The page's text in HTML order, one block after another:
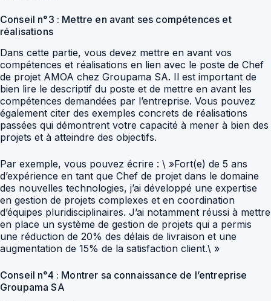
Conseil n°3 : Mettre en avant ses compétences et
réalisations
Dans cette partie, vous devez mettre en avant vos
compétences et réalisations en lien avec le poste de Chef
de projet AMOA chez Groupama SA. Il est important de
bien lire le descriptif du poste et de mettre en avant les
compétences demandées par l’entreprise. Vous pouvez
également citer des exemples concrets de réalisations
passées qui démontrent votre capacité à mener à bien des
projets et à atteindre des objectifs.
Par exemple, vous pouvez écrire : \ »Fort(e) de 5 ans
d’expérience en tant que Chef de projet dans le domaine
des nouvelles technologies, j’ai développé une expertise
en gestion de projets complexes et en coordination
d’équipes pluridisciplinaires. J’ai notamment réussi à mettre
en place un système de gestion de projets qui a permis
une réduction de 20% des délais de livraison et une
augmentation de 15% de la satisfaction client.\ »
Conseil n°4 : Montrer sa connaissance de l’entreprise
Groupama SA